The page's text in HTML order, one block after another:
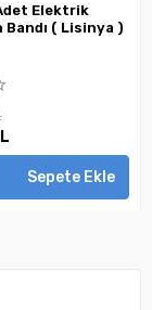
Elektrik
( Lisinya )
Sepete Ekle